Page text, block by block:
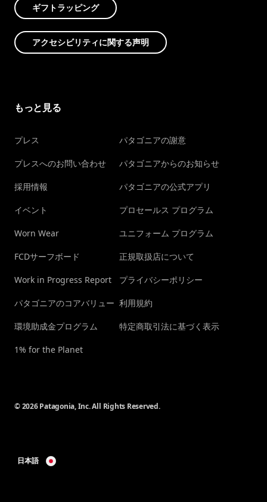
ギフトラッピング
アクセシビリティに関する声明
もっと見る
プレス
プレスへのお問い合わせ
採用情報
イベント
Worn Wear
FCDサーフボード
Work in Progress Report
パタゴニアのコアバリュー
環境助成金プログラム
1% for the Planet
パタゴニアの謝意
パタゴニアからのお知らせ
パタゴニアの公式アプリ
プロセールス プログラム
ユニフォーム プログラム
正規取扱店について
プライバシーポリシー
利用規約
特定商取引法に基づく表示
© 2026 Patagonia, Inc. All Rights Reserved.
日本語